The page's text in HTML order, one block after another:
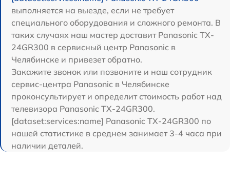
выполняется на выезде, если не требует
специального оборудования и сложного ремонта. В
таких случаях наш мастер доставит Panasonic TX-
24GR300 в сервисный центр Panasonic в
Челябинске и привезет обратно.
Закажите звонок или позвоните и наш сотрудник
сервис-центра Panasonic в Челябинске
проконсультирует и определит стоимость работ над
телевизора Panasonic TX-24GR300.
[dataset:services:name] Panasonic TX-24GR300 по
нашей статистике в среднем занимает 3-4 часа при
наличии деталей.